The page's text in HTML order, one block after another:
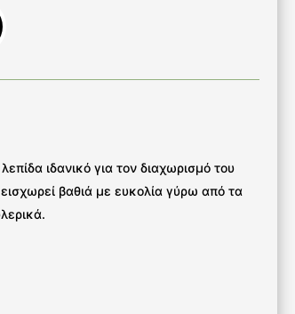
ιδανικό για τον διαχωρισμό του
βαθιά με ευκολία γύρω από τα